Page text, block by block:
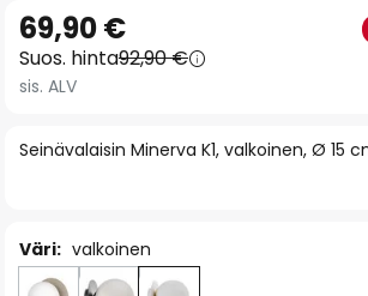
to
the
beginning
the
Seinävalaisin Minerva K1, valkoinen, Ø 15
69,90 €
Suos. hinta92,90 €
sis. ALV
Väri: valkoinen